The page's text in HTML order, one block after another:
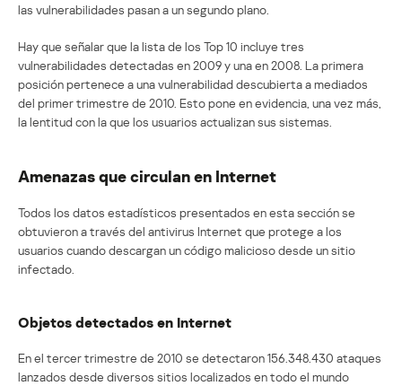
las vulnerabilidades pasan a un segundo plano.
Hay que señalar que la lista de los Top 10 incluye tres
vulnerabilidades detectadas en 2009 y una en 2008. La primera
posición pertenece a una vulnerabilidad descubierta a mediados
del primer trimestre de 2010. Esto pone en evidencia, una vez más,
la lentitud con la que los usuarios actualizan sus sistemas.
Amenazas que circulan en Internet
Todos los datos estadísticos presentados en esta sección se
obtuvieron a través del antivirus Internet que protege a los
usuarios cuando descargan un código malicioso desde un sitio
infectado.
Objetos detectados en Internet
En el tercer trimestre de 2010 se detectaron 156.348.430 ataques
lanzados desde diversos sitios localizados en todo el mundo